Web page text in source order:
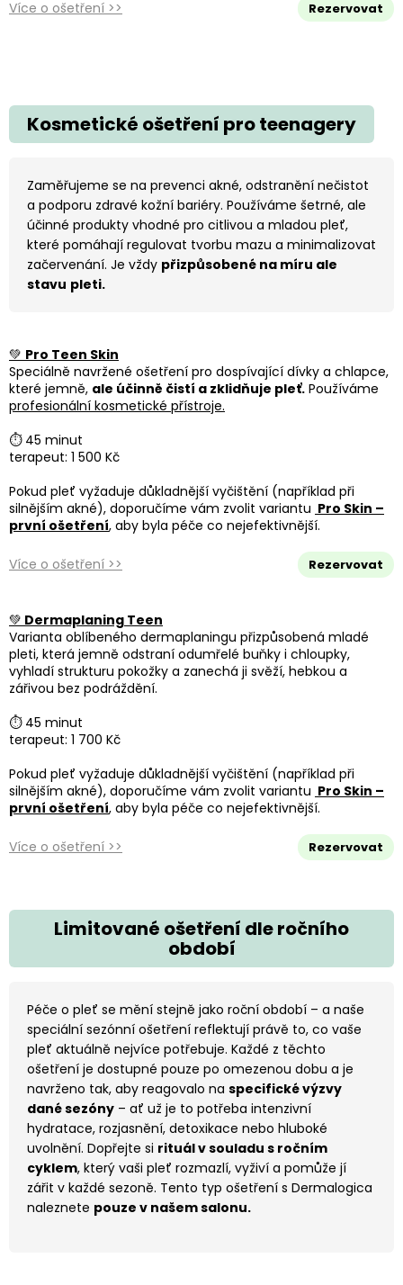
Více o ošetření >> Rezervovat
Kosmetické ošetření pro teenagery
Zaměřujeme se na prevenci akné, odstranění nečistot
a podporu zdravé kožní bariéry. Používáme šetrné, ale
účinné produkty vhodné pro citlivou a mladou pleť,
které pomáhají regulovat tvorbu mazu a minimalizovat
začervenání. Je vždy přizpůsobené na míru ale
stavu pleti.
💚 Pro Teen Skin
Speciálně navržené ošetření pro dospívající dívky a chlapce,
které jemně, ale účinně čistí a zklidňuje pleť. Používáme
profesionální kosmetické přístroje.
⏱ 45 minut
terapeut: 1 500 Kč
Pokud pleť vyžaduje důkladnější vyčištění (například při
silnějším akné), doporučíme vám zvolit variantu Pro Skin –
první ošetření, aby byla péče co nejefektivnější.
Více o ošetření >> Rezervovat
💚 Dermaplaning Teen
Varianta oblíbeného dermaplaningu přizpůsobená mladé
pleti, která jemně odstraní odumřelé buňky i chloupky,
vyhladí strukturu pokožky a zanechá ji svěží, hebkou a
zářivou bez podráždění.
⏱ 45 minut
terapeut: 1 700 Kč
Pokud pleť vyžaduje důkladnější vyčištění (například při
silnějším akné), doporučíme vám zvolit variantu Pro Skin –
první ošetření, aby byla péče co nejefektivnější.
Více o ošetření >> Rezervovat
Limitované ošetření dle ročního
období
Péče o pleť se mění stejně jako roční období – a naše
speciální sezónní ošetření reflektují právě to, co vaše
pleť aktuálně nejvíce potřebuje. Každé z těchto
ošetření je dostupné pouze po omezenou dobu a je
navrženo tak, aby reagovalo na specifické výzvy
dané sezóny – ať už je to potřeba intenzivní
hydratace, rozjasnění, detoxikace nebo hluboké
uvolnění. Dopřejte si rituál v souladu s ročním
cyklem, který vaši pleť rozmazlí, vyživí a pomůže jí
zářit v každé sezoně. Tento typ ošetření s Dermalogica
naleznete pouze v našem salonu.